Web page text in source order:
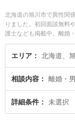
北海道の旭川市で異性関
りました。初回面談無料
護士なども掲載中。離婚
かな分野での絞り込み検
立 敬太弁護士や旭川つ
ルを今すぐに弁護士に相
ル解決の実績豊富な近く
貞等)による離婚問題を
エリア 北海道、
相談内容 離婚・
詳細条件 未選択